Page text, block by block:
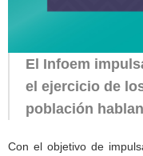
El Infoem
el ejercicio de
población
Con el objetivo de